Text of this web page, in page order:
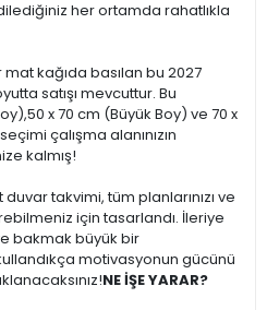
her ortamda rahatlıkla
mat kağıda basılan bu 2027
satışı mevcuttur. Bu
x 70 cm (Büyük Boy) ve 70 x
çalışma alanınızın
kalmış!
takvimi, tüm planlarınızı ve
için tasarlandı. İleriye
bakmak büyük bir
motivasyonun gücünü
NE İŞE YARAR?